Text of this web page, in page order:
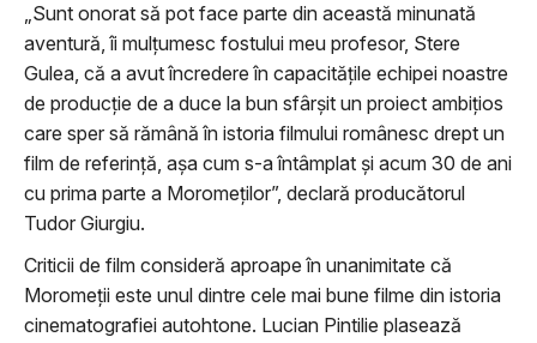
„Sunt onorat să pot face parte din această minunată
aventură, îi mulțumesc fostului meu profesor, Stere
Gulea, că a avut încredere în capacitățile echipei noastre
de producție de a duce la bun sfârșit un proiect ambițios
care sper să rămână în istoria filmului românesc drept un
film de referință, așa cum s-a întâmplat și acum 30 de ani
cu prima parte a Moromeţilor”, declară producătorul
Tudor Giurgiu.
Criticii de film consideră aproape în unanimitate că
Moromeții este unul dintre cele mai bune filme din istoria
cinematografiei autohtone. Lucian Pintilie plasează